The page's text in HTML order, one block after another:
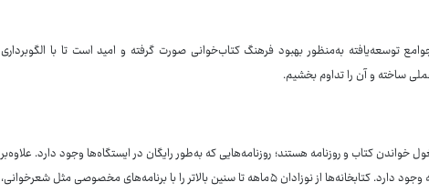
توسعه‌یافته به‌منظور بهبود فرهنگ کتاب‌خوانی صورت گرفته و امید است تا با الگوبرداری
ساخته و آن را تداوم بخشیم.
کتاب و روزنامه هستند؛ روزنامه‌هایی که به‌طور رایگان در ایستگاه‌ها وجود دارد. علاوه‌بر
مدرسه و دانشگاه، در هر منطقه مسکونی نیز کتابخانه وجود دارد. کتابخانه‌ها از نوزادان ۵ماهه تا سنین بالاتر را با برنامه‌های مخصوصی مثل شعرخوانی،